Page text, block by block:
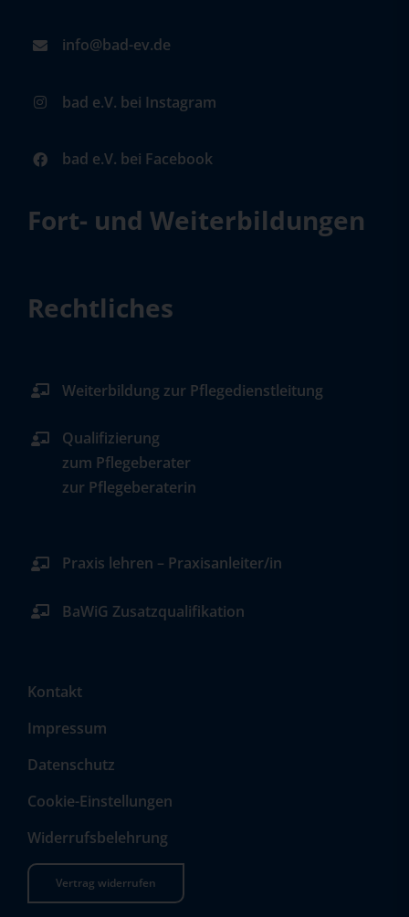
info@bad-ev.de
bad e.V. bei Instagram
bad e.V. bei Facebook
Fort- und Weiterbildungen
Rechtliches
Weiterbildung zur Pflegedienstleitung
Qualifizierung
zum Pflegeberater
zur Pflegeberaterin
Praxis lehren – Praxisanleiter/in
BaWiG Zusatzqualifikation
Kontakt
Impressum
Datenschutz
Cookie-Einstellungen
Widerrufsbelehrung
Vertrag widerrufen